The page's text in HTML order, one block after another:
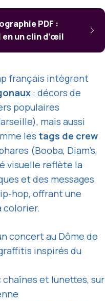
PDF :
un clin d’œil
français intègrent
: décors de
populaires
mais aussi
les tags de crew
(Booba, Diam’s,
visuelle reflète la
et des messages
hop, offrant une
colorier.
concert au Dôme de
inspirés du
et lunettes, sur